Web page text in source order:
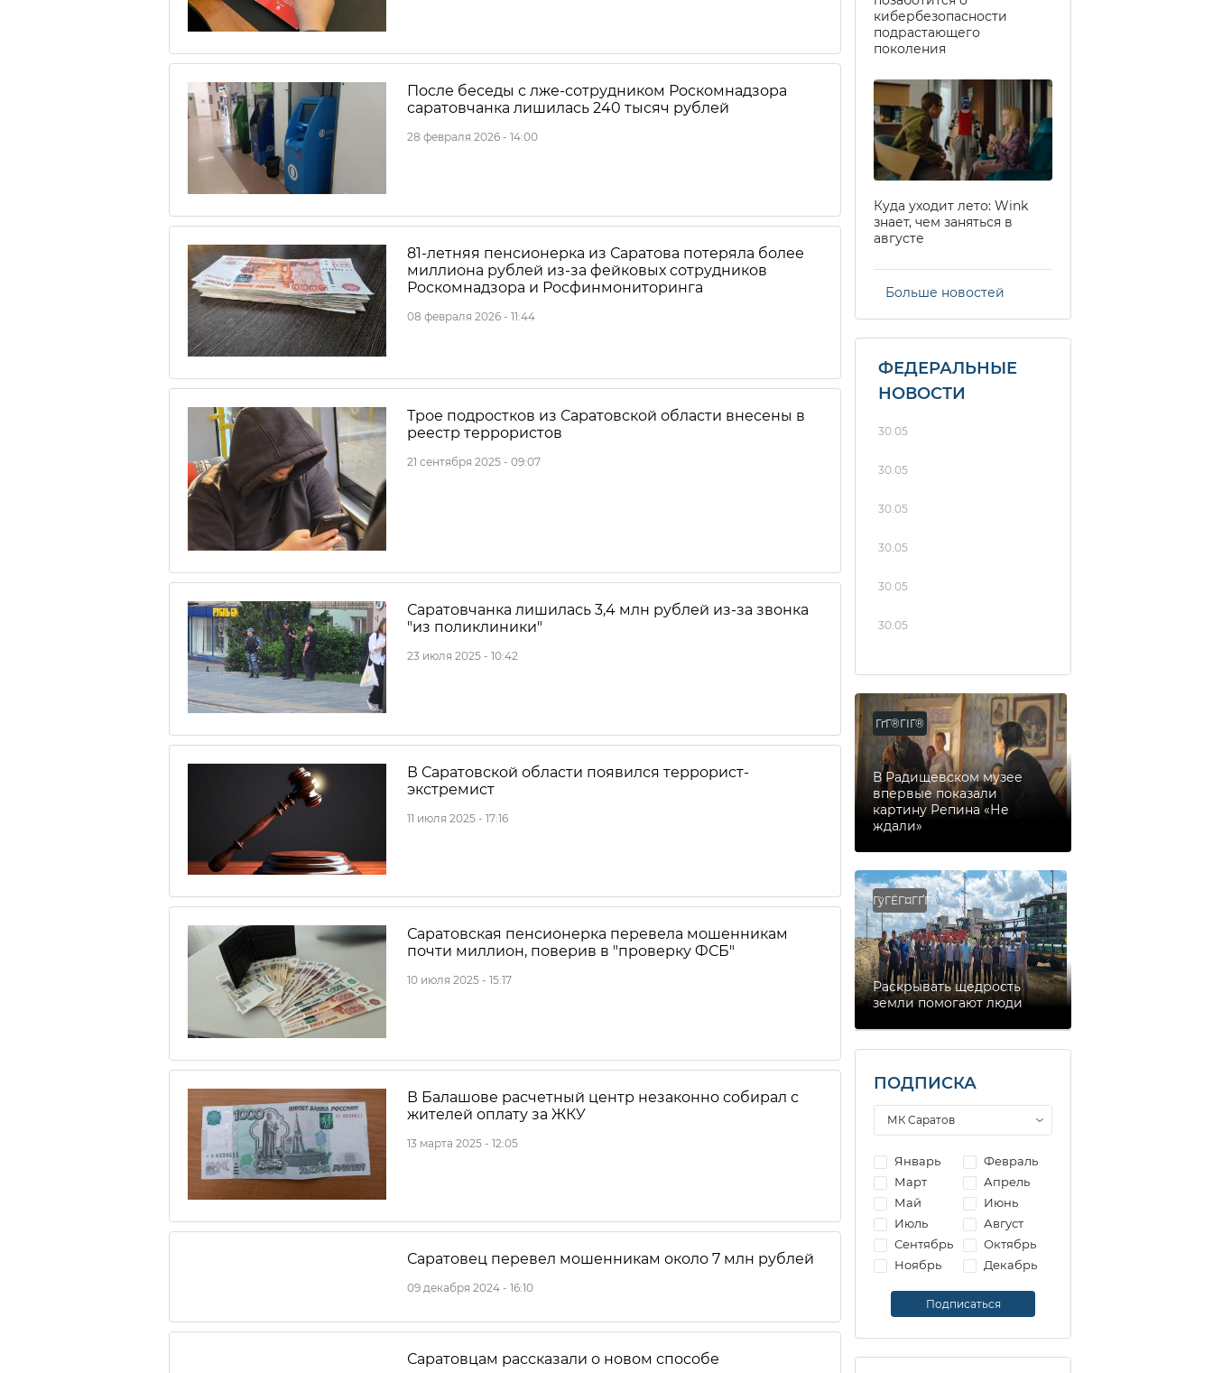
После беседы с лже-сотрудником Роскомнадзора
саратовчанка лишилась 240 тысяч рублей
28 февраля 2026 - 14:00
81-летняя пенсионерка из Саратова потеряла более
миллиона рублей из-за фейковых сотрудников
Роскомнадзора и Росфинмониторинга
08 февраля 2026 - 11:44
Трое подростков из Саратовской области внесены в
реестр террористов
21 сентября 2025 - 09:07
Саратовчанка лишилась 3,4 млн рублей из-за звонка
"из поликлиники"
23 июля 2025 - 10:42
В Саратовской области появился террорист-
экстремист
11 июля 2025 - 17:16
Саратовская пенсионерка перевела мошенникам
почти миллион, поверив в "проверку ФСБ"
10 июля 2025 - 15:17
В Балашове расчетный центр незаконно собирал с
жителей оплату за ЖКУ
13 марта 2025 - 12:05
Саратовец перевел мошенникам около 7 млн рублей
09 декабря 2024 - 16:10
Саратовцам рассказали о новом способе
кибербезопасности
подрастающего
поколения
Куда уходит лето: Wink
знает, чем заняться в
августе
Больше новостей
ФЕДЕРАЛЬНЫЕ
НОВОСТИ
30.05
30.05
30.05
30.05
30.05
30.05
ГґГ®ГІГ®
В Радищевском музее
впервые показали
картину Репина «Не
ждали»
ГўГЁГ¤ГҐГ®
Раскрывать щедрость
земли помогают люди
ПОДПИСКА
Январь
Февраль
Март
Апрель
Май
Июнь
Июль
Август
Сентябрь
Октябрь
Ноябрь
Декабрь